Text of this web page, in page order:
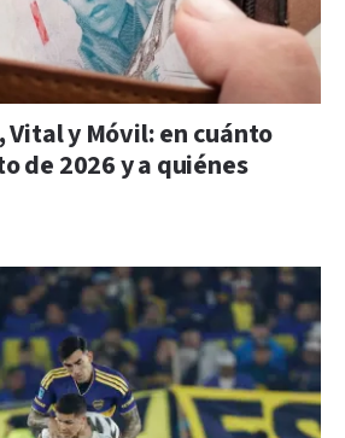
Vital y Móvil: en cuánto
de 2026 y a quiénes